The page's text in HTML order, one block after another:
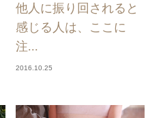
他人に振り回されると
感じる人は、ここに
注...
2016.10.25